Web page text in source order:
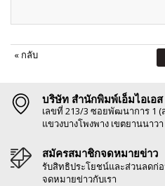
« กลับ
บริษัท สำนักพิมพ์เอ็มไอเอ
เลขที่ 213/3 ซอยพัฒนาการ 1 (
แขวงบางโพงพาง เขตยานนาว
สมัครสมาชิกจดหมายข่าว
รับสิทธิประโยชน์และส่วนลดก่
จดหมายข่าวกับเรา